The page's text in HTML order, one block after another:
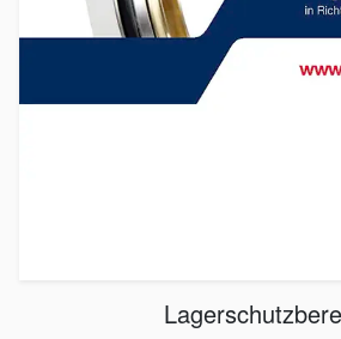
Kontaktieren Sie uns
Standorte